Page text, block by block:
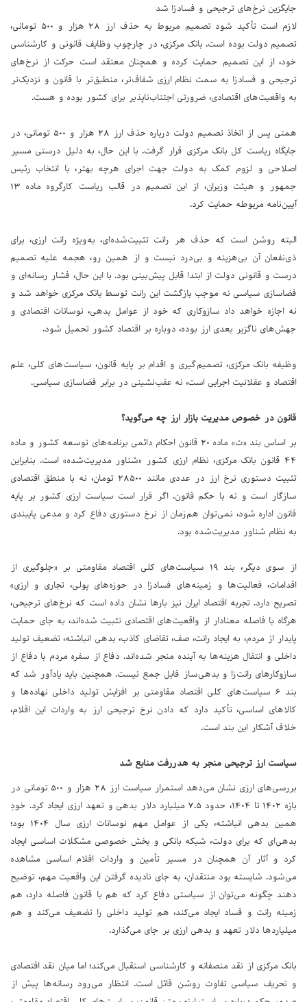
جایگزین نرخ‌های ترجیحی و فسادزا شد
لازم است تأکید شود تصمیم مربوط به حذف ارز ۲۸ هزار و ۵۰۰ تومانی،
تصمیم دولت بوده است. بانک مرکزی، در چارچوب وظایف قانونی و کارشناسی
خود، از این تصمیم حمایت کرده و همچنان معتقد است حرکت از نرخ‌های
ترجیحی و فسادزا به سمت نظام ارزی شفاف‌تر، منطبق‌تر با قانون و نزدیک‌تر
به واقعیت‌های اقتصادی، ضرورتی اجتناب‌ناپذیر برای کشور بوده و هست.
همتی پس از اتخاذ تصمیم دولت درباره حذف ارز ۲۸ هزار و ۵۰۰ تومانی، در
جایگاه ریاست کل بانک مرکزی قرار گرفت. با این حال، به دلیل درستی مسیر
اصلاحی و لزوم کمک به دولت جهت اجرای هرچه بهتر، با انتخاب رئیس
جمهور و هیئت وزیران، از این تصمیم در قالب ریاست کارگروه ماده ۱۳
آیین‌نامه مربوطه حمایت کرد.
البته روشن است که حذف هر رانت تثبیت‌شده‌ای، به‌ویژه رانت ارزی، برای
ذی‌نفعان آن بی‌هزینه و بی‌درد نیست و از همین رو، هجمه علیه تصمیم
درست و قانونی دولت از ابتدا قابل پیش‌بینی بود. با این حال، فشار رسانه‌ای و
فضاسازی سیاسی نه موجب بازگشت این رانت توسط بانک مرکزی خواهد شد و
نه اجازه خواهد داد سازوکاری که خود از عوامل بدهی، نوسانات اقتصادی و
جهش‌های ناگزیر بعدی ارز بوده، دوباره بر اقتصاد کشور تحمیل شود.
وظیفه بانک مرکزی، تصمیم‌گیری و اقدام بر پایه قانون، سیاست‌های کلی، علم
اقتصاد و عقلانیت اجرایی است، نه عقب‌نشینی در برابر فضاسازی سیاسی.
قانون در خصوص مدیریت بازار ارز چه می‌گوید؟
بر اساس بند «ت» ماده ۲۰ قانون احکام دائمی برنامه‌های توسعه کشور و ماده
۴۴ قانون بانک مرکزی، نظام ارزی کشور «شناور مدیریت‌شده» است. بنابراین
تثبیت دستوری نرخ ارز در عددی مانند ۲۸۵۰۰ تومان، نه با منطق اقتصادی
سازگار است و نه با حکم قانون. اگر قرار است سیاست ارزی کشور بر پایه
قانون اداره شود، نمی‌توان هم‌زمان از نرخ دستوری دفاع کرد و مدعی پایبندی
به نظام شناور مدیریت‌شده بود.
از سوی دیگر، بند ۱۹ سیاست‌های کلی اقتصاد مقاومتی بر «جلوگیری از
اقدامات، فعالیت‌ها و زمینه‌های فسادزا در حوزه‌های پولی، تجاری و ارزی»
تصریح دارد. تجربه اقتصاد ایران نیز بارها نشان داده است که نرخ‌های ترجیحی،
هرگاه با فاصله معنادار از واقعیت‌های اقتصادی تثبیت شده‌اند، به جای حمایت
پایدار از مردم، به ایجاد رانت، صف، تقاضای کاذب، بدهی انباشته، تضعیف تولید
داخلی و انتقال هزینه‌ها به آینده منجر شده‌اند. دفاع از سفره مردم با دفاع از
سازوکارهای رانت‌زا و بدهی‌ساز قابل جمع نیست. همچنین باید یادآور شد که
بند ۶ سیاست‌های کلی اقتصاد مقاومتی بر افزایش تولید داخلی نهاده‌ها و
کالاهای اساسی، تأکید دارد که دادن نرخ ترجیحی ارز به واردات این اقلام،
خلاف آشکار این بند است.
سیاست ارز ترجیحی منجر به هدررفت منابع شد
بررسی‌های ارزی نشان می‌دهد استمرار سیاست ارز ۲۸ هزار و ۵۰۰ تومانی در
بازه ۱۴۰۲ تا ۱۴۰۴، حدود ۷.۵ میلیارد دلار بدهی و تعهد ارزی ایجاد کرد. خودِ
همین بدهی انباشته، یکی از عوامل مهم نوسانات ارزی سال ۱۴۰۴ بود؛
بدهی‌ای که برای دولت، شبکه بانکی و بخش خصوصی مشکلات اساسی ایجاد
کرد و آثار آن همچنان در مسیر تأمین و واردات اقلام اساسی مشاهده
می‌شود. شایسته بود منتقدان، به جای نادیده گرفتن این واقعیت مهم، توضیح
دهند چگونه می‌توان از سیاستی دفاع کرد که هم با قانون فاصله دارد، هم
زمینه رانت و فساد ایجاد می‌کند، هم تولید داخلی را تضعیف می‌کند و هم
میلیاردها دلار تعهد و بدهی ارزی بر جای می‌گذارد.
بانک مرکزی از نقد منصفانه و کارشناسی استقبال می‌کند؛ اما میان نقد اقتصادی
و تحریف سیاسی تفاوت روشن قائل است. انتظار می‌رود رسانه‌ها پیش از